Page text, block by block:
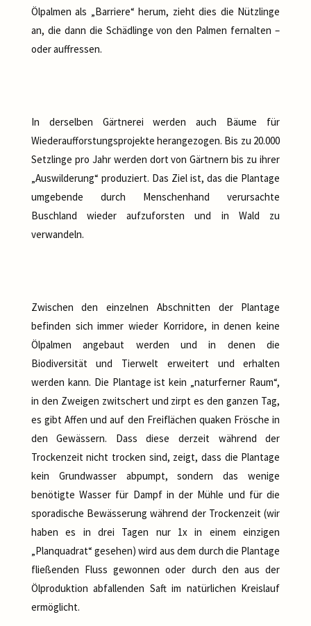
Ölpalmen als „Barriere“ herum, zieht dies die Nützlinge
an, die dann die Schädlinge von den Palmen fernalten –
oder auffressen.
In derselben Gärtnerei werden auch Bäume für
Wiederaufforstungsprojekte herangezogen. Bis zu 20.000
Setzlinge pro Jahr werden dort von Gärtnern bis zu ihrer
„Auswilderung“ produziert. Das Ziel ist, das die Plantage
umgebende durch Menschenhand verursachte
Buschland wieder aufzuforsten und in Wald zu
verwandeln.
Zwischen den einzelnen Abschnitten der Plantage
befinden sich immer wieder Korridore, in denen keine
Ölpalmen angebaut werden und in denen die
Biodiversität und Tierwelt erweitert und erhalten
werden kann. Die Plantage ist kein „naturferner Raum“,
in den Zweigen zwitschert und zirpt es den ganzen Tag,
es gibt Affen und auf den Freiflächen quaken Frösche in
den Gewässern. Dass diese derzeit während der
Trockenzeit nicht trocken sind, zeigt, dass die Plantage
kein Grundwasser abpumpt, sondern das wenige
benötigte Wasser für Dampf in der Mühle und für die
sporadische Bewässerung während der Trockenzeit (wir
haben es in drei Tagen nur 1x in einem einzigen
„Planquadrat“ gesehen) wird aus dem durch die Plantage
fließenden Fluss gewonnen oder durch den aus der
Ölproduktion abfallenden Saft im natürlichen Kreislauf
ermöglicht.